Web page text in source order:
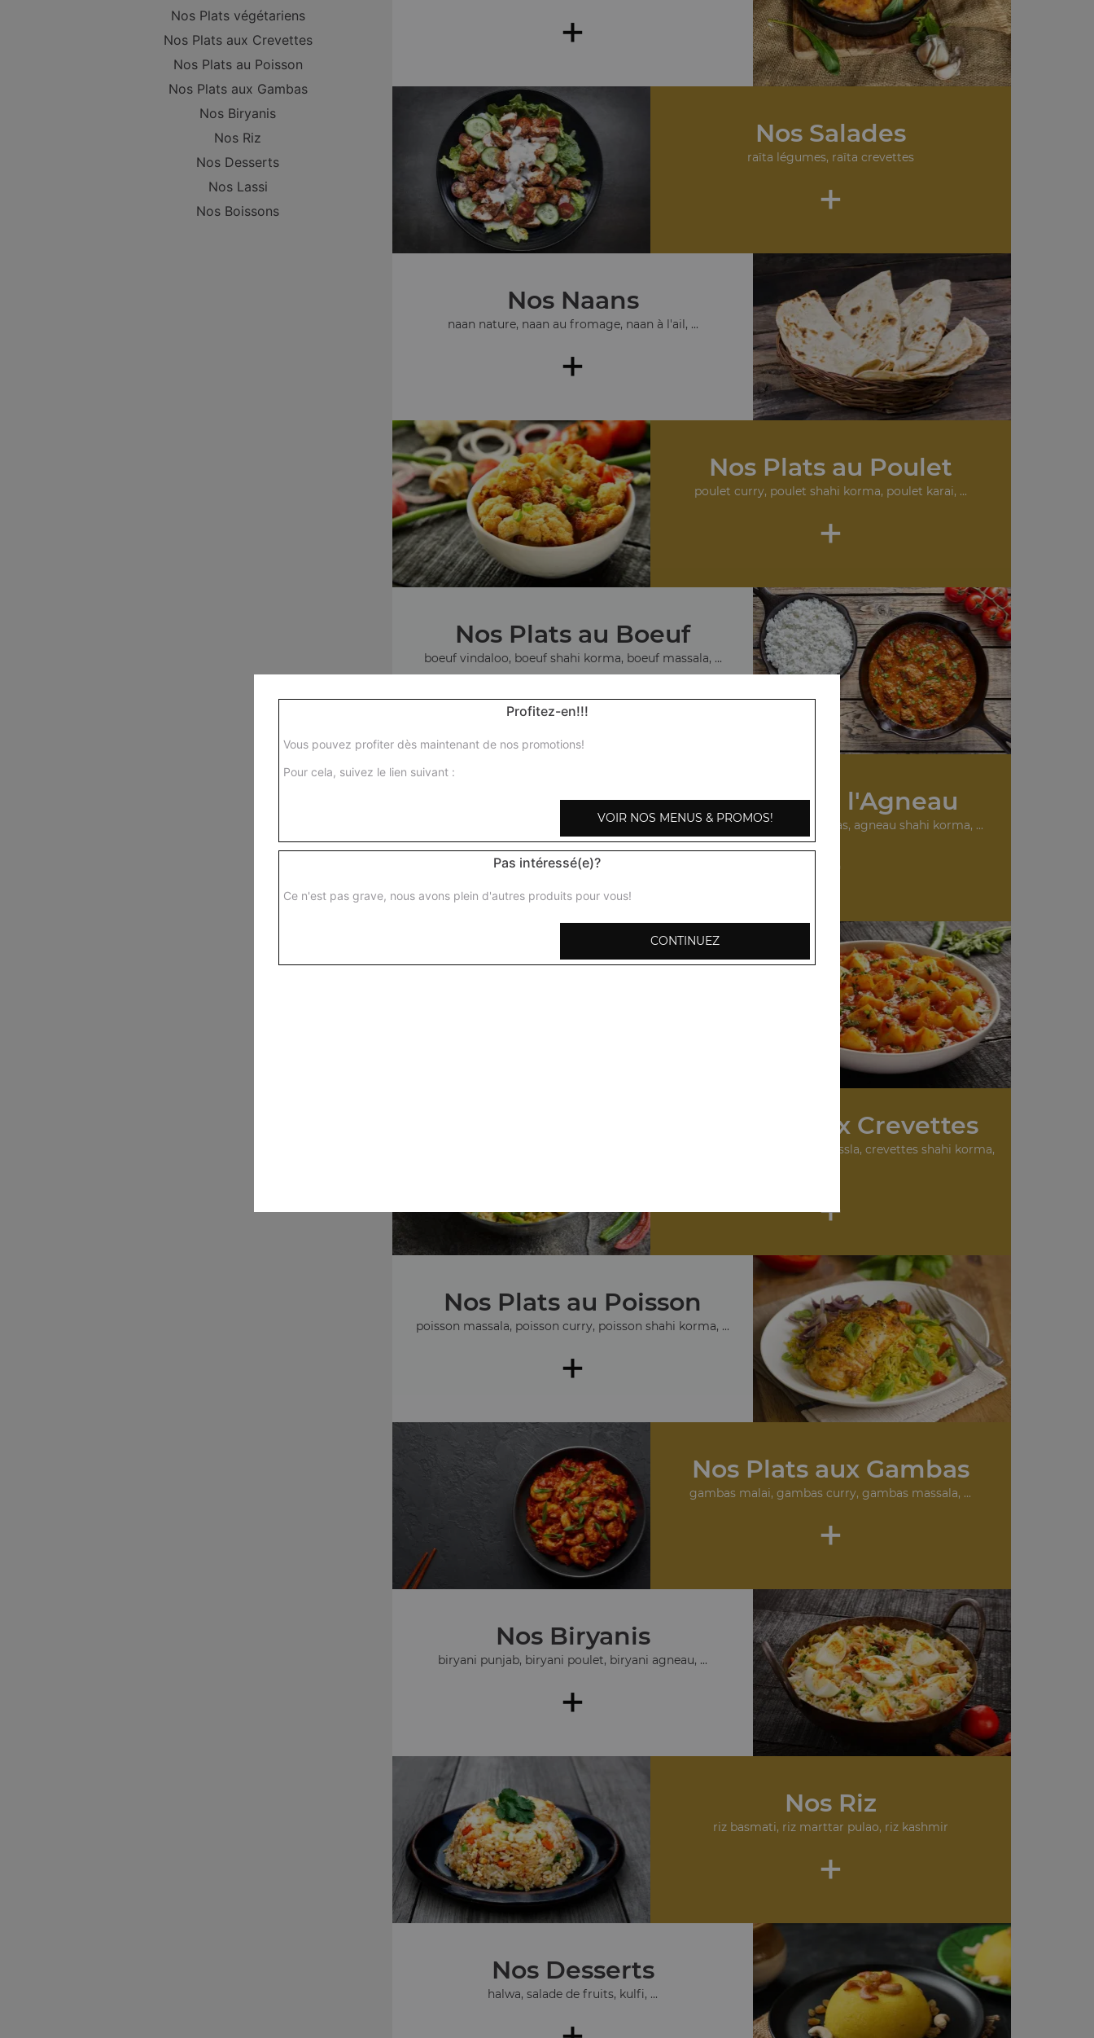
Nos Plats végétariens
Nos Plats aux Crevettes
Nos Plats au Poisson
Nos Plats aux Gambas
Nos Biryanis
Nos Riz
Nos Desserts
Nos Lassi
Nos Boissons
+
Nos Salades
raïta légumes, raïta crevettes
+
Nos Naans
naan nature, naan au fromage, naan à l'ail, ...
+
Nos Plats au Poulet
poulet curry, poulet shahi korma, poulet karai, ...
+
Nos Plats au Boeuf
boeuf vindaloo, boeuf shahi korma, boeuf massala, ...
+
Nos Plats à l'Agneau
agneau curry, agneau madras, agneau shahi korma, ...
Nos Plats végétariens
Nos Plats aux Crevettes
crevettes curry, crevettes masssla, crevettes shahi korma,
+
Nos Plats au Poisson
poisson massala, poisson curry, poisson shahi korma, ...
+
Nos Plats aux Gambas
gambas malai, gambas curry, gambas massala, ...
+
Nos Biryanis
biryani punjab, biryani poulet, biryani agneau, ...
+
Nos Riz
riz basmati, riz marttar pulao, riz kashmir
+
Nos Desserts
halwa, salade de fruits, kulfi, ...
Profitez-en!!!
Vous pouvez profiter dès maintenant de nos promotions!
Pour cela, suivez le lien suivant :
VOIR NOS MENUS & PROMOS!
Pas intéressé(e)?
Ce n'est pas grave, nous avons plein d'autres produits pour vous!
CONTINUEZ